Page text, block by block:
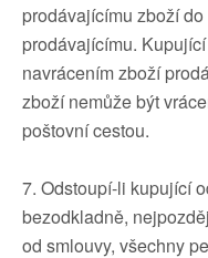
prodávajícímu zboží
prodávajícímu.
navrácením zboží
zboží nemůže být
poštovní cestou.
7. Odstoupí-li kupující
bezodkladně,
od smlouvy, všechny